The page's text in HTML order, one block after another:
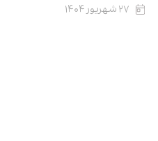
۲۷ شهریور ۱۴۰۴